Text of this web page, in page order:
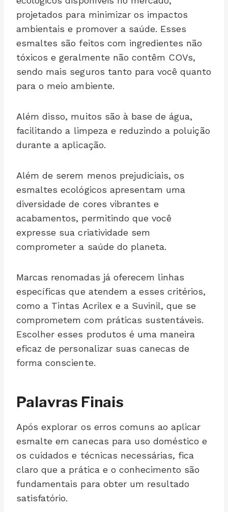
projetados para minimizar os impactos
ambientais e promover a saúde. Esses
esmaltes são feitos com ingredientes não
tóxicos e geralmente não contêm COVs,
sendo mais seguros tanto para você quanto
para o meio ambiente.
Além disso, muitos são à base de água,
facilitando a limpeza e reduzindo a poluição
durante a aplicação.
Além de serem menos prejudiciais, os
esmaltes ecológicos apresentam uma
diversidade de cores vibrantes e
acabamentos, permitindo que você
expresse sua criatividade sem
comprometer a saúde do planeta.
Marcas renomadas já oferecem linhas
específicas que atendem a esses critérios,
como a Tintas Acrilex e a Suvinil, que se
comprometem com práticas sustentáveis.
Escolher esses produtos é uma maneira
eficaz de personalizar suas canecas de
forma consciente.
Palavras Finais
Após explorar os erros comuns ao aplicar
esmalte em canecas para uso doméstico e
os cuidados e técnicas necessárias, fica
claro que a prática e o conhecimento são
fundamentais para obter um resultado
satisfatório.